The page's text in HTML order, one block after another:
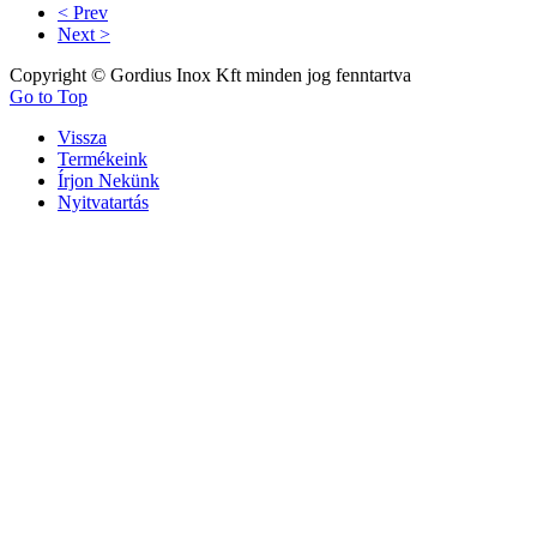
< Prev
Next >
Copyright © Gordius Inox Kft minden jog fenntartva
Go to Top
Vissza
Termékeink
Írjon Nekünk
Nyitvatartás